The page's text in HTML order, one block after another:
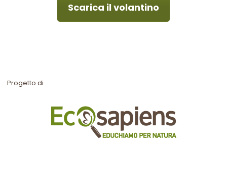
Scarica il volantino
Progetto di